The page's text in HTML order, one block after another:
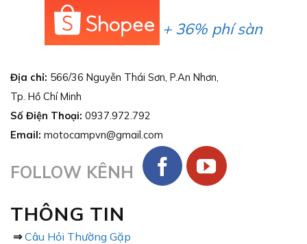
+ 36% phí sàn
Địa chỉ: 566/36 Nguyễn Thái Sơn, P.An Nhơn,
Tp. Hồ Chí Minh
Số Điện Thoại: 0937.972.792
Email: motocampvn@gmail.com
FOLLOW KÊNH
THÔNG TIN
⇒ Câu Hỏi Thường Gặp